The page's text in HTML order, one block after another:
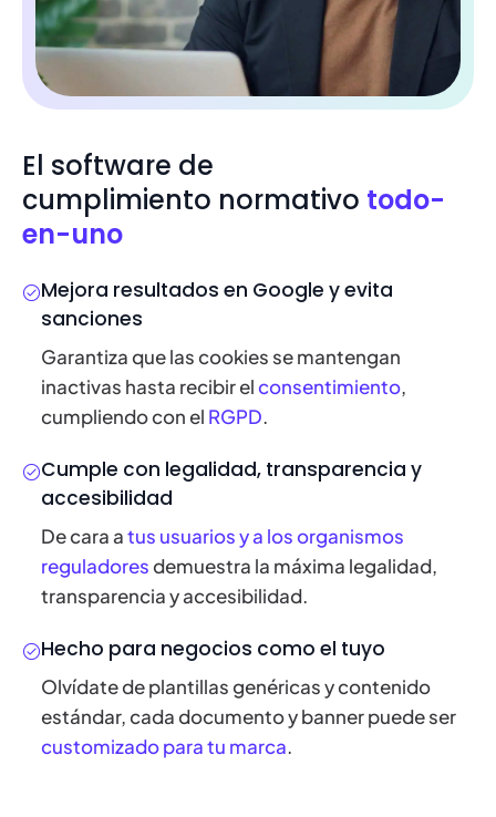
El software de
cumplimiento normativo todo-
en-uno
Mejora resultados en Google y evita
sanciones
Garantiza que las cookies se mantengan
inactivas hasta recibir elconsentimiento,
cumpliendo con el RGPD.
Cumple con legalidad, transparencia y
accesibilidad
De cara atus usuarios y a los organismos
reguladoresdemuestra la máxima legalidad,
transparencia y accesibilidad.
Hecho para negocios como el tuyo
Olvídate de plantillas genéricas y contenido
estándar, cada documento y banner puede ser
customizado para tu marca.